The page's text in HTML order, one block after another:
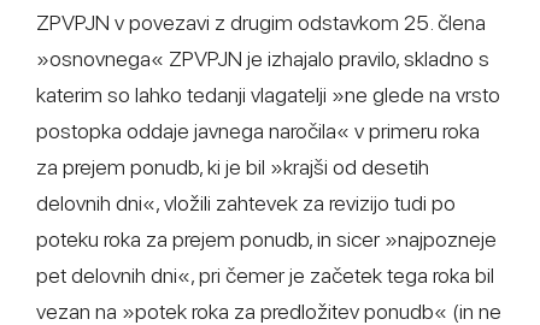
ZPVPJN v povezavi z drugim odstavkom 25. člena
»osnovnega« ZPVPJN je izhajalo pravilo, skladno s
katerim so lahko tedanji vlagatelji »ne glede na vrsto
postopka oddaje javnega naročila« v primeru roka
za prejem ponudb, ki je bil »krajši od desetih
delovnih dni«, vložili zahtevek za revizijo tudi po
poteku roka za prejem ponudb, in sicer »najpozneje
pet delovnih dni«, pri čemer je začetek tega roka bil
vezan na »potek roka za predložitev ponudb« (in ne